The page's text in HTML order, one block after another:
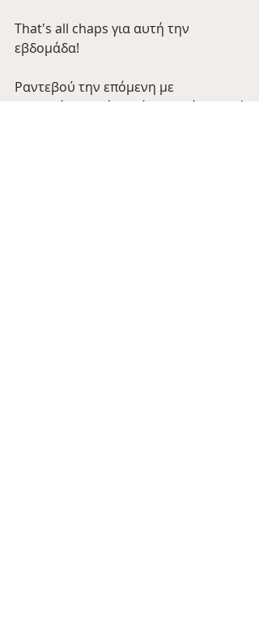
That's all chaps για αυτή την
εβδομάδα!
Ραντεβού την επόμενη με
περισσότερα νέα από το μεγάλο νησί